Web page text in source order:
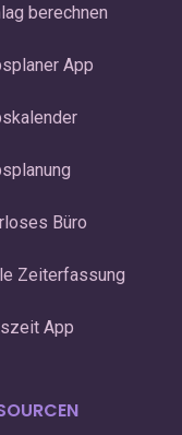
berechnen
App
Büro
Zeiterfassung
App